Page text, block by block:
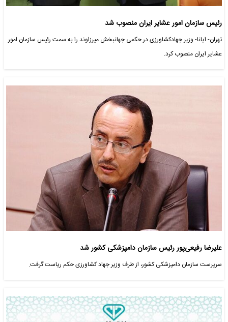
رئیس سازمان امور عشایر ایران منصوب شد
تهران- ایانا- وزیر جهادکشاورزی در حکمی جهانبخش میرزاوند را به سمت رئیس سازمان امور
عشایر ایران منصوب کرد.
علیرضا رفیعی‌پور رئیس سازمان دامپزشکی کشور شد
سرپرست سازمان دامپزشکی کشور، از طرف وزیر جهاد کشاورزی حکم ریاست گرفت.